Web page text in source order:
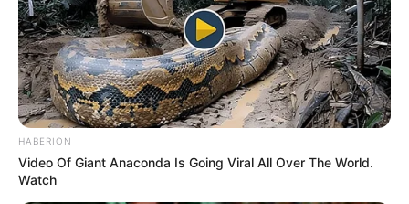
HABERION
Video Of Giant Anaconda Is Going Viral All Over The World.
Watch